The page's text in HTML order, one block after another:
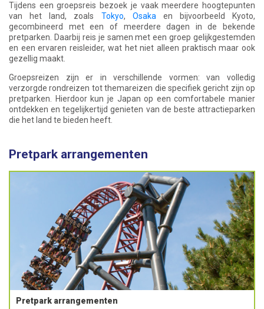
Tijdens een groepsreis bezoek je vaak meerdere hoogtepunten
van het land, zoals Tokyo, Osaka en bijvoorbeeld Kyoto,
gecombineerd met een of meerdere dagen in de bekende
pretparken. Daarbij reis je samen met een groep gelijkgestemden
en een ervaren reisleider, wat het niet alleen praktisch maar ook
gezellig maakt.
Groepsreizen zijn er in verschillende vormen: van volledig
verzorgde rondreizen tot themareizen die specifiek gericht zijn op
pretparken. Hierdoor kun je Japan op een comfortabele manier
ontdekken en tegelijkertijd genieten van de beste attractieparken
die het land te bieden heeft.
Pretpark arrangementen
Pretpark arrangementen